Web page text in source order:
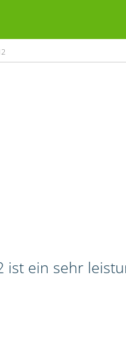
ist ein sehr